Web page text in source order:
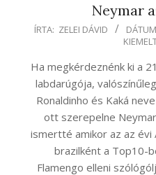
Neymar
2025-
07
ÍRTA: ZELEI DÁVID
Ha megkérdeznénk ki a
labdarúgója,
Ronaldinho és Kaká
ott szerepelne
ismertté amikor az az évi
brazilként a Top10-
Flamengo elleni